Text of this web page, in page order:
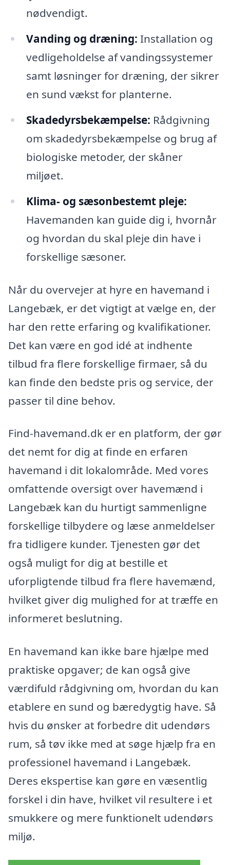
nødvendigt.
Vanding og dræning: Installation og
vedligeholdelse af vandingssystemer
samt løsninger for dræning, der sikrer
en sund vækst for planterne.
Skadedyrsbekæmpelse: Rådgivning
om skadedyrsbekæmpelse og brug af
biologiske metoder, der skåner
miljøet.
Klima- og sæsonbestemt pleje:
Havemanden kan guide dig i, hvornår
og hvordan du skal pleje din have i
forskellige sæsoner.
Når du overvejer at hyre en havemand i
Langebæk, er det vigtigt at vælge en, der
har den rette erfaring og kvalifikationer.
Det kan være en god idé at indhente
tilbud fra flere forskellige firmaer, så du
kan finde den bedste pris og service, der
passer til dine behov.
Find-havemand.dk er en platform, der gør
det nemt for dig at finde en erfaren
havemand i dit lokalområde. Med vores
omfattende oversigt over havemænd i
Langebæk kan du hurtigt sammenligne
forskellige tilbydere og læse anmeldelser
fra tidligere kunder. Tjenesten gør det
også muligt for dig at bestille et
uforpligtende tilbud fra flere havemænd,
hvilket giver dig mulighed for at træffe en
informeret beslutning.
En havemand kan ikke bare hjælpe med
praktiske opgaver; de kan også give
værdifuld rådgivning om, hvordan du kan
etablere en sund og bæredygtig have. Så
hvis du ønsker at forbedre dit udendørs
rum, så tøv ikke med at søge hjælp fra en
professionel havemand i Langebæk.
Deres ekspertise kan gøre en væsentlig
forskel i din have, hvilket vil resultere i et
smukkere og mere funktionelt udendørs
miljø.